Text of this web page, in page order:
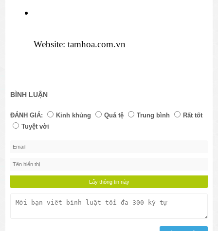
Website: tamhoa.com.vn
BÌNH LUẬN
ĐÁNH GIÁ: Kinh khủng Quá tệ Trung bình
Rất tốt
Tuyệt vời